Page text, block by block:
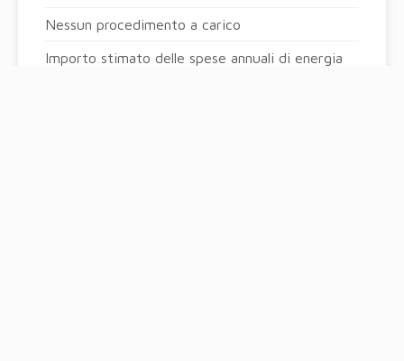
Nessun procedimento a carico
Importo stimato delle spese annuali di energia